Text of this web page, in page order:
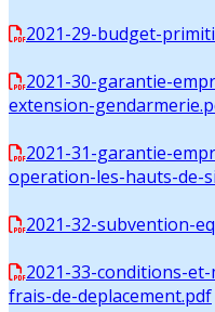
2021-29-budget-
2021-30-garantie-
extension-
2021-31-garantie-
operation-les-hauts-de-
2021-32-subvention-
2021-33-conditions-
frais-de-deplacement.pdf